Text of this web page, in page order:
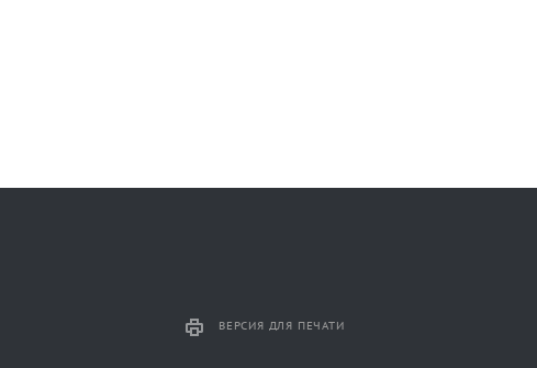
ВЕРСИЯ ДЛЯ ПЕЧАТИ